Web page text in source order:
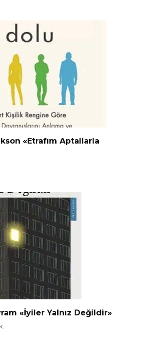
«Etrafım Aptallarla
«İyiler Yalnız Değildir»